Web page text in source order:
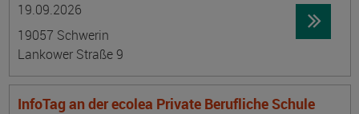
19.09.2026
19057 Schwerin
Lankower Straße 9
InfoTag an der ecolea Private Berufliche Schule